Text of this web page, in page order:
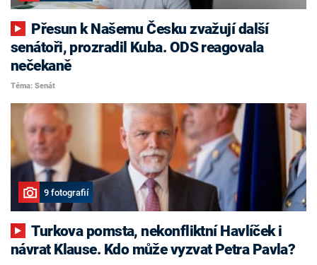
senátoři, prozradil Kuba. ODS reagovala
nečekaně
Téma: Senát
9 fotografií
Turkova pomsta, nekonfliktní Havlíček i
návrat Klause. Kdo může vyzvat Petra Pavla?